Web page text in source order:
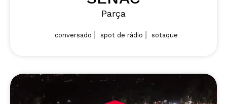
Parça
conversado spot de rádio sotaque